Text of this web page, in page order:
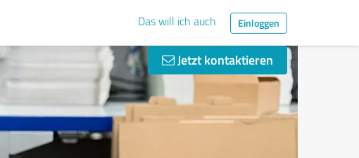
Das will ich auch Einloggen
Jetzt kontaktieren